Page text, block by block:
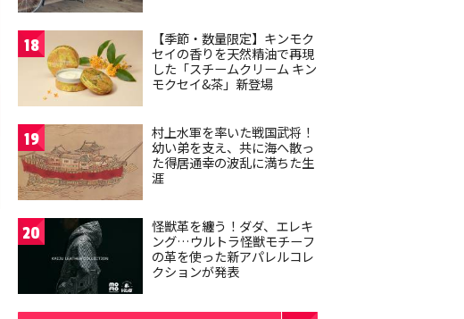
18
【季節・数量限定】キンモク
セイの香りを天然精油で再現
した「スチームクリーム キン
モクセイ&茶」新登場
19
村上水軍を率いた戦国武将！
幼い弟を支え、共に海へ散っ
た得居通幸の波乱に満ちた生
涯
20
怪獣革を纏う！ダダ、エレキ
ング…ウルトラ怪獣モチーフ
の革を使った新アパレルコレ
クションが発表